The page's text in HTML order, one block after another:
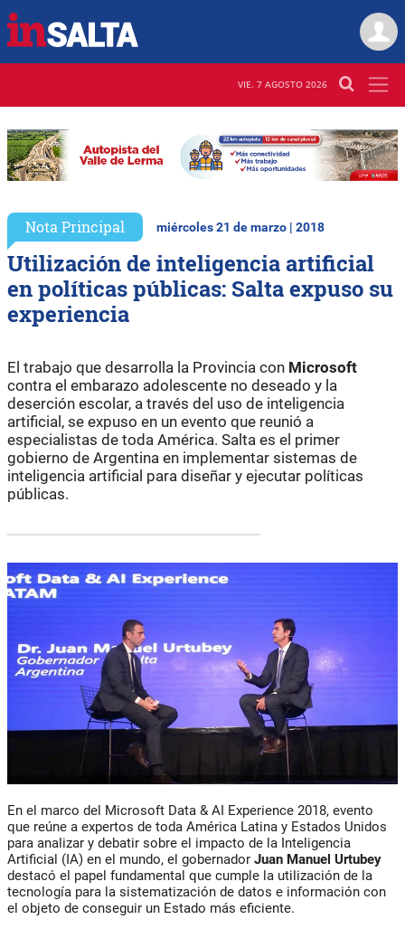
VIE. 7 AGOSTO 2026
Nota Principal miércoles 21 de marzo | 2018
Utilización de inteligencia artificial
en políticas públicas: Salta expuso su
experiencia
El trabajo que desarrolla la Provincia con Microsoft
contra el embarazo adolescente no deseado y la
deserción escolar, a través del uso de inteligencia
artificial, se expuso en un evento que reunió a
especialistas de toda América. Salta es el primer
gobierno de Argentina en implementar sistemas de
inteligencia artificial para diseñar y ejecutar políticas
públicas.
En el marco del Microsoft Data & AI Experience 2018, evento
que reúne a expertos de toda América Latina y Estados Unidos
para analizar y debatir sobre el impacto de la Inteligencia
Artificial (IA) en el mundo, el gobernador Juan Manuel Urtubey
destacó el papel fundamental que cumple la utilización de la
tecnología para la sistematización de datos e información con
el objeto de conseguir un Estado más eficiente.